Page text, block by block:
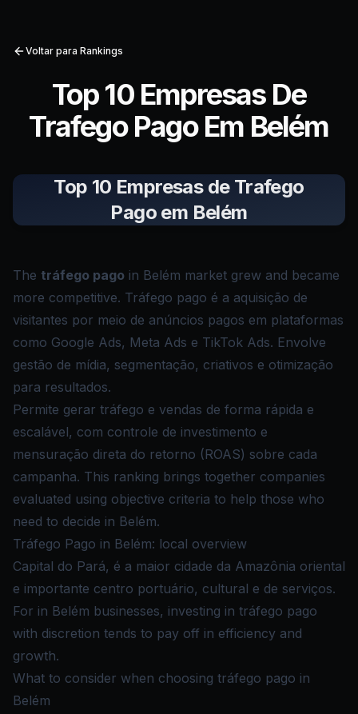
Voltar para Rankings
Top 10 Empresas De
Trafego Pago Em Belém
Top 10 Empresas de Trafego
Pago em Belém
The tráfego pago in Belém market grew and became
more competitive. Tráfego pago é a aquisição de
visitantes por meio de anúncios pagos em plataformas
como Google Ads, Meta Ads e TikTok Ads. Envolve
gestão de mídia, segmentação, criativos e otimização
para resultados.
Permite gerar tráfego e vendas de forma rápida e
escalável, com controle de investimento e
mensuração direta do retorno (ROAS) sobre cada
campanha. This ranking brings together companies
evaluated using objective criteria to help those who
need to decide in Belém.
Tráfego Pago in Belém: local overview
Capital do Pará, é a maior cidade da Amazônia oriental
e importante centro portuário, cultural e de serviços.
For in Belém businesses, investing in tráfego pago
with discretion tends to pay off in efficiency and
growth.
What to consider when choosing tráfego pago in
Belém